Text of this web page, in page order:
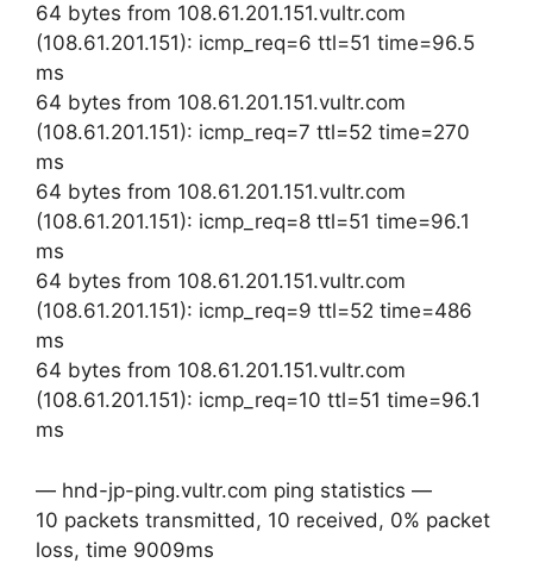
64 bytes from 108.61.201.151.vultr.com
(108.61.201.151): icmp_req=6 ttl=51 time=96.5
ms
64 bytes from 108.61.201.151.vultr.com
(108.61.201.151): icmp_req=7 ttl=52 time=270
ms
64 bytes from 108.61.201.151.vultr.com
(108.61.201.151): icmp_req=8 ttl=51 time=96.1
ms
64 bytes from 108.61.201.151.vultr.com
(108.61.201.151): icmp_req=9 ttl=52 time=486
ms
64 bytes from 108.61.201.151.vultr.com
(108.61.201.151): icmp_req=10 ttl=51 time=96.1
ms
— hnd-jp-ping.vultr.com ping statistics —
10 packets transmitted, 10 received, 0% packet
loss, time 9009ms